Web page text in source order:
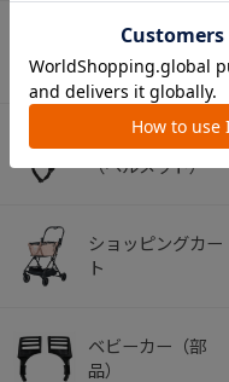
オーラルケア
（お口のケア）
（ヘルメット）
ショッピングカー
ト
ベビーカー（部
品）